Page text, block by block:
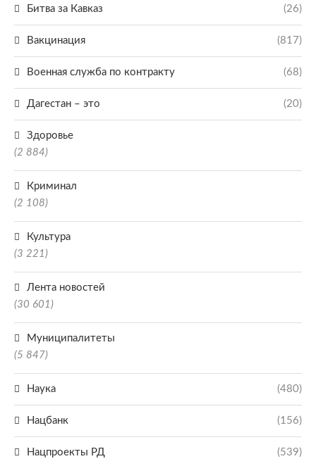
Битва за Кавказ (26)
Вакцинация (817)
Военная служба по контракту (68)
Дагестан – это (20)
Здоровье
(2 884)
Криминал
(2 108)
Культура
(3 221)
Лента новостей
(30 601)
Муниципалитеты
(5 847)
Наука (480)
Нацбанк (156)
Нацпроекты РД (539)